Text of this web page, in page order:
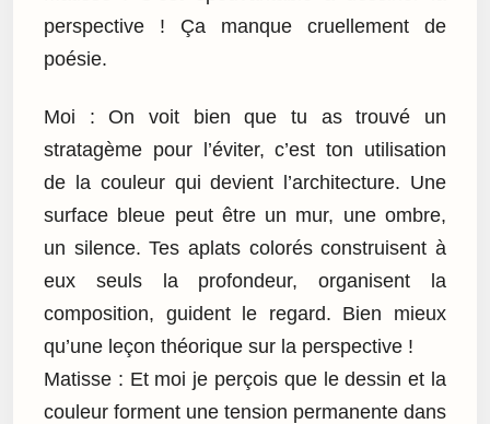
perspective ! Ça manque cruellement de
poésie.
Moi : On voit bien que tu as trouvé un
stratagème pour l’éviter, c’est ton utilisation
de la couleur qui devient l’architecture. Une
surface bleue peut être un mur, une ombre,
un silence. Tes aplats colorés construisent à
eux seuls la profondeur, organisent la
composition, guident le regard. Bien mieux
qu’une leçon théorique sur la perspective !
Matisse : Et moi je perçois que le dessin et la
couleur forment une tension permanente dans